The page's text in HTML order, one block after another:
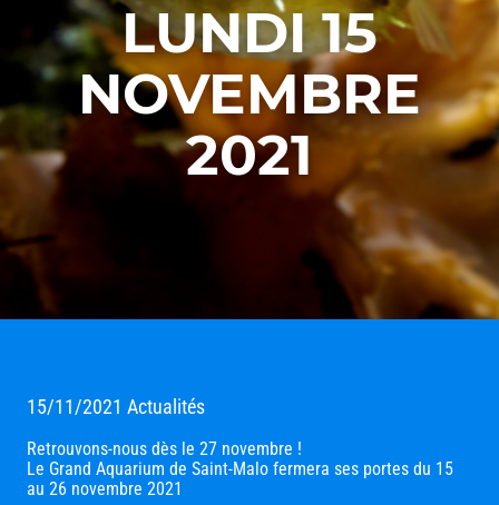
LUNDI 15
NOVEMBRE
2021
15/11/2021 Actualités
Retrouvons-nous dès le 27 novembre !
Le Grand Aquarium de Saint-Malo fermera ses portes du 15
au 26 novembre 2021